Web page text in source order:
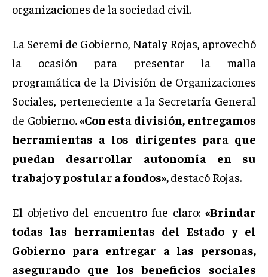
organizaciones de la sociedad civil.
La Seremi de Gobierno, Nataly Rojas, aprovechó
la ocasión para presentar la malla
programática de la División de Organizaciones
Sociales, perteneciente a la Secretaría General
de Gobierno. «Con esta división, entregamos
herramientas a los dirigentes para que
puedan desarrollar autonomía en su
trabajo y postular a fondos»,destacó Rojas.
El objetivo del encuentro fue claro: «Brindar
todas las herramientas del Estado y el
Gobierno para entregar a las personas,
asegurando que los beneficios sociales